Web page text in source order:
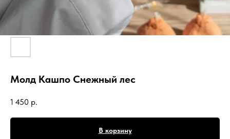
Молд Кашпо Снежный лес
1 450 р.
В корзину